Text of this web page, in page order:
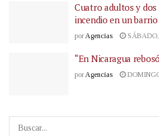
Cuatro adultos y
incendio en un
por Agencias SÁBADO,
“En Nicaragua
porAgencias